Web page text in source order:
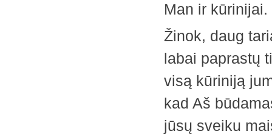
Man ir kūrinijai.
Žinok, daug
labai paprastų
visą kūriniją
kad Aš
jūsų sveiku